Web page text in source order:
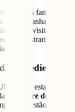
é a mais famosa da
montanhas
a pena visitar tanto
que mostram a
medieval
esta cidade
A
Torre do Relógio
estão entre os